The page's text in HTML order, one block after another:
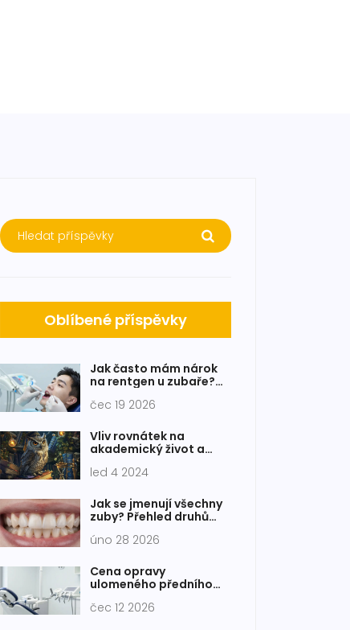
Oblíbené příspěvky
Jak často mám nárok
na rentgen u zubaře?
čec 19 2026
Vliv rovnátek na
akademický život a
rady
led 4 2024
Jak se jmenují všechny
zuby? Přehled druhů
úno 28 2026
Cena opravy
ulomeného předního
vás skutečně čeká
čec 12 2026